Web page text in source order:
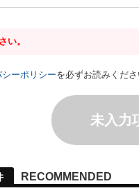
い。
ーポリシーを必ずお読みくだ
未入力
RECOMMENDED